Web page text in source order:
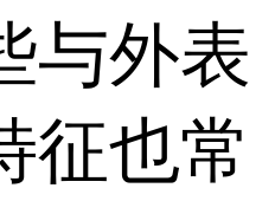
与外表
征也常